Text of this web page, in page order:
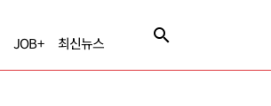
JOB+ 최신뉴스